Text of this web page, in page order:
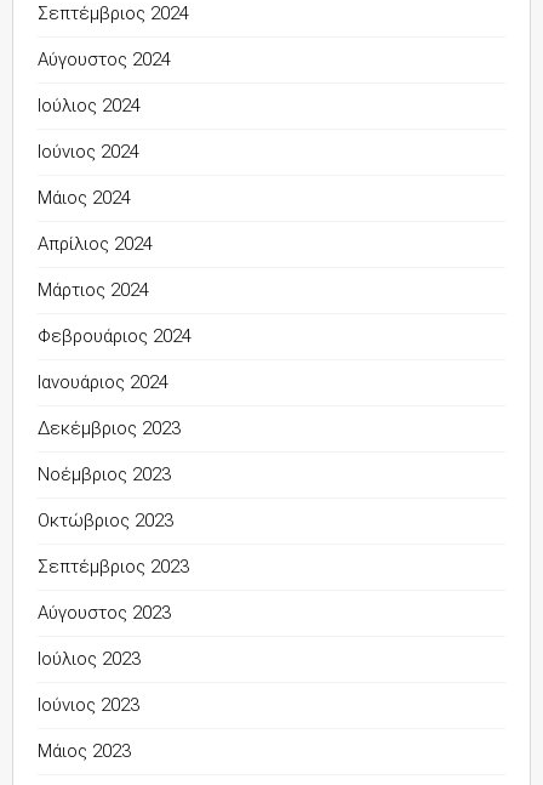
Σεπτέμβριος 2024
Αύγουστος 2024
Ιούλιος 2024
Ιούνιος 2024
Μάιος 2024
Απρίλιος 2024
Μάρτιος 2024
Φεβρουάριος 2024
Ιανουάριος 2024
Δεκέμβριος 2023
Νοέμβριος 2023
Οκτώβριος 2023
Σεπτέμβριος 2023
Αύγουστος 2023
Ιούλιος 2023
Ιούνιος 2023
Μάιος 2023